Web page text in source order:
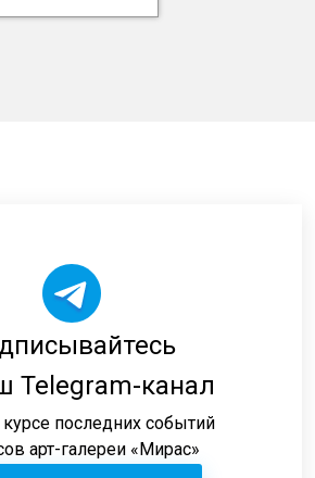
Telegram-канал
последних событий
арт-галереи «Мирас»